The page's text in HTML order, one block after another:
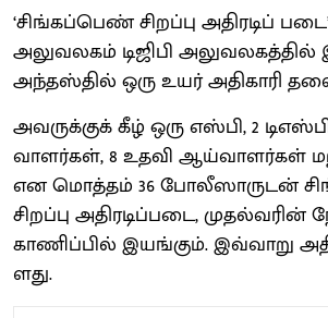
‘சிங்​கப்​பெண் சிறப்பு அதிரடிப்
அலு​வல​கம் டிஜிபி அலு​வல​கத்​தில்
அந்​தஸ்​தில் ஒரு உயர் அதி​காரி
அவருக்​குக் கீழ் ஒரு எஸ்​பி, 2
வாளர்​கள், 8 உதவி ஆய்வாளர்​கள்
என மொத்​தம் 36 போலீ​ஸாருடன்
சிறப்பு அதிரடிப்​படை, முதல்​வரின்
காணிப்​பில் இயங்​கும். இவ்​வாறு
ளது.